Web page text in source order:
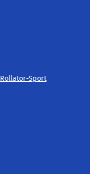
Rollator-Sport